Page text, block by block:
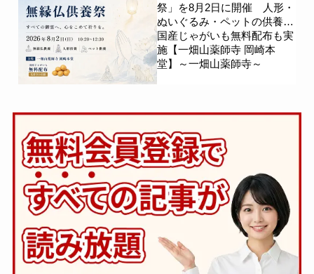
祭」を8月2日に開催 人形・
ぬいぐるみ・ペットの供養、
国産じゃがいも無料配布も実
施【一畑山薬師寺 岡崎本
堂】～一畑山薬師寺～